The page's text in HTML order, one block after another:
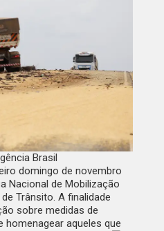
Brasil
domingo de novembro
Nacional de Mobilização
Trânsito. A finalidade
sobre medidas de
homenagear aqueles que